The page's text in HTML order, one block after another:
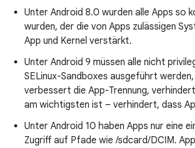
Unter Android 8.0 wurden alle Apps so
wurden, der die von Apps zulässigen
App und Kernel verstärkt.
Unter Android 9 müssen alle nicht
SELinux-Sandboxes ausgeführt
verbessert die App-Trennung,
am wichtigsten ist – verhindert, dass
Unter Android 10 haben Apps nur eine
Zugriff auf Pfade wie /sdcard/DCIM.